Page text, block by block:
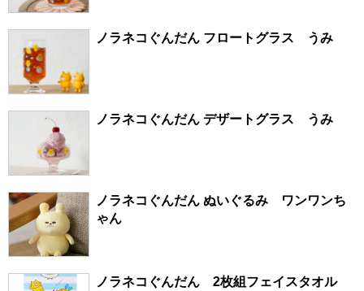
ノラネコぐんだん フロートグラス うみ
ノラネコぐんだん デザートグラス うみ
ノラネコぐんだん ぬいぐるみ ワンワンち
ゃん
ノラネコぐんだん 2枚組フェイスタオル